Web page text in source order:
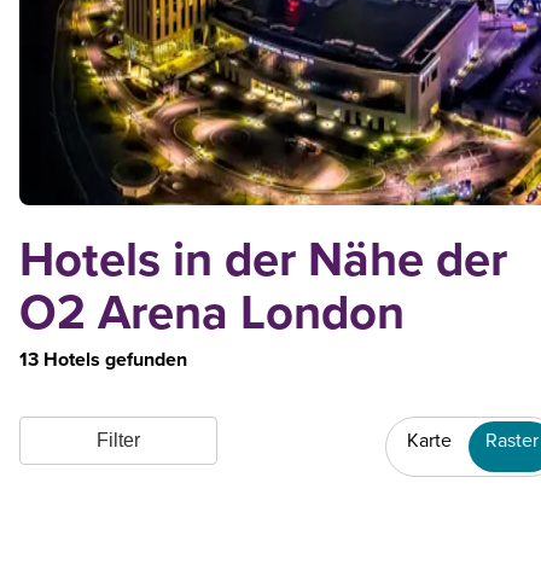
Hotels in der Nähe der
O2 Arena London
13 Hotels gefunden
Filter Karte Raster